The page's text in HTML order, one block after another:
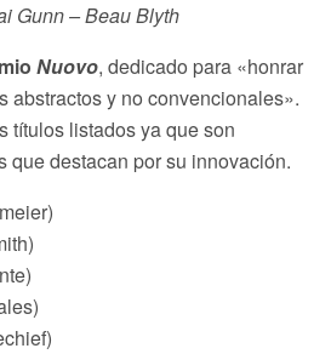
Gunn – Beau Blyth
Nuovo, dedicado para «honrar
abstractos y no convencionales».
títulos listados ya que son
que destacan por su innovación.